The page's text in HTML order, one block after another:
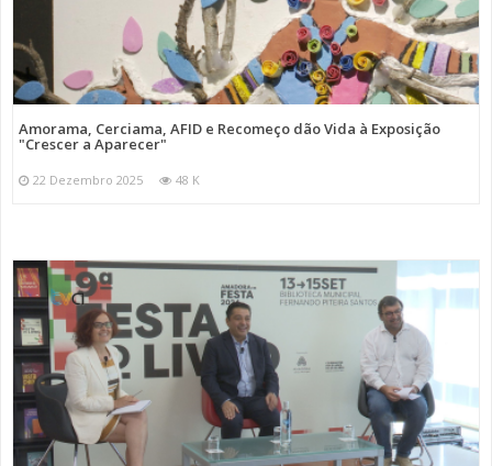
Amorama, Cerciama, AFID e Recomeço dão Vida à Exposição
"Crescer a Aparecer"
22 Dezembro 2025 48 K